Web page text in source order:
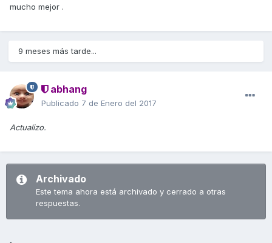
mucho mejor .
9 meses más tarde...
abhang
Publicado 7 de Enero del 2017
Actualizo.
Archivado
Este tema ahora está archivado y cerrado a otras
respuestas.